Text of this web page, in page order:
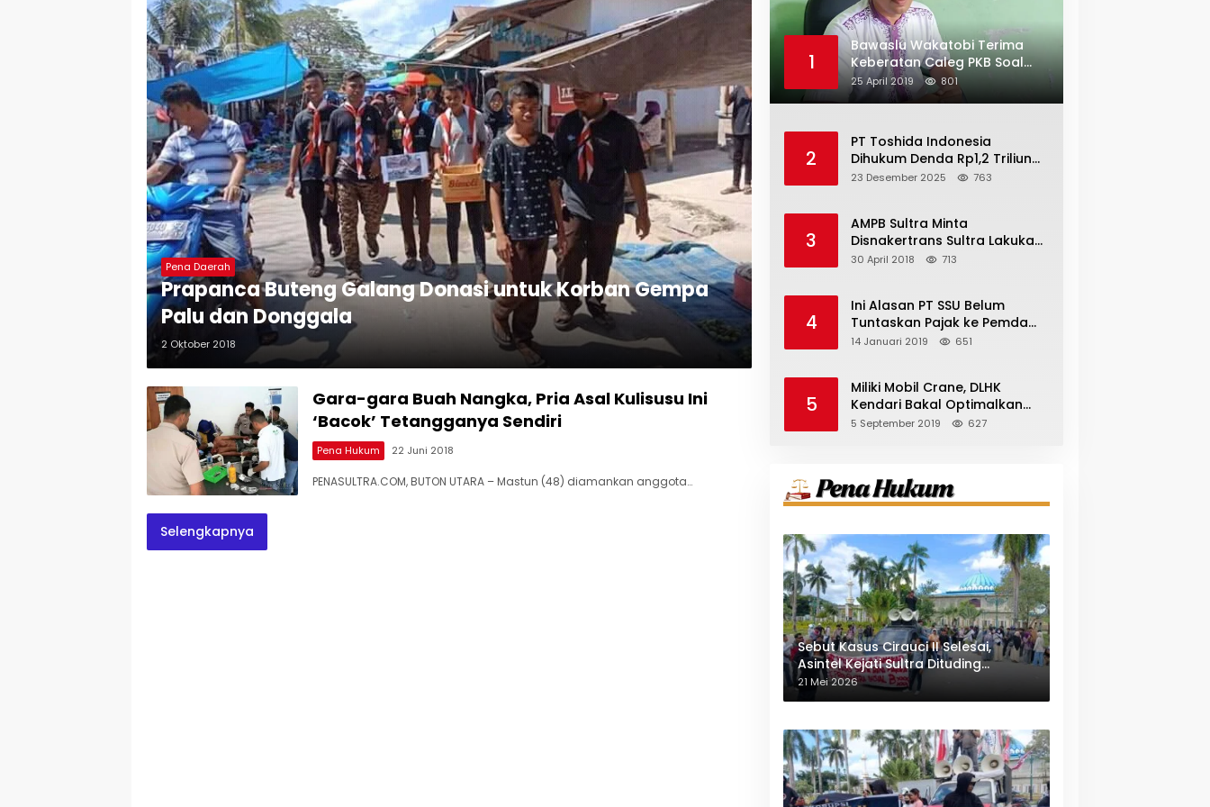
Pena Daerah
Prapanca Buteng Galang Donasi untuk Korban Gempa
Palu dan Donggala
2 Oktober 2018
Gara-gara Buah Nangka, Pria Asal Kulisusu Ini
‘Bacok’ Tetangganya Sendiri
Pena Hukum 22 Juni 2018
PENASULTRA.COM, BUTON UTARA – Mastun (48) diamankan anggota…
Selengkapnya
1
Bawaslu Wakatobi Terima
Keberatan Caleg PKB Soal
Penggelembungan Suara
25 April 2019 801
2
PT Toshida Indonesia
Dihukum Denda Rp1,2 Triliun
atas Aktivitas Tambang
23 Desember 2025 763
3
AMPB Sultra Minta
Disnakertrans Sultra Lakukan
Sweeping TKA
30 April 2018 713
4
Ini Alasan PT SSU Belum
Tuntaskan Pajak ke Pemda
Bombana Sebesar Rp8 Miliar
14 Januari 2019 651
5
Miliki Mobil Crane, DLHK
Kendari Bakal Optimalkan
Pangkas Pohon Peneduh
5 September 2019 627
Sebut Kasus Cirauci II Selesai,
Asintel Kejati Sultra Dituding
Lindungi Pejabat Berwenang
21 Mei 2026